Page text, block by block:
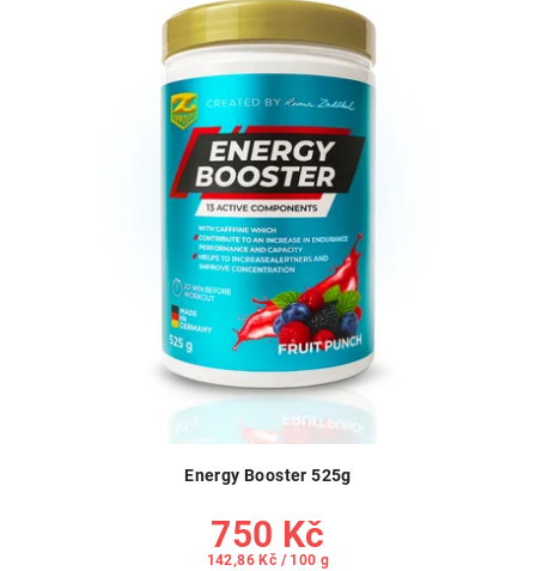
Energy Booster 525g
750 Kč
Měrná
142,86 Kč / 100 g